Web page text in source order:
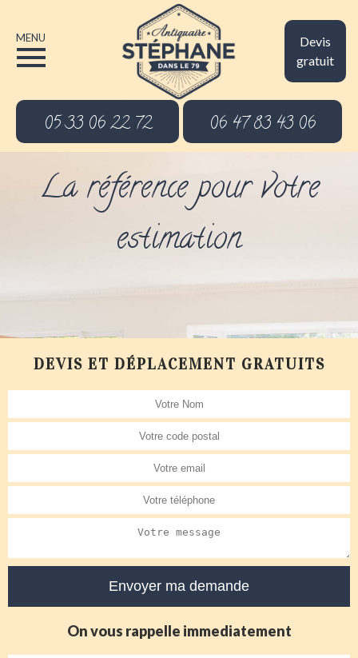
Devis
gratuit
MENU
05 33 06 22 72 06 47 83 43 06
La référence pour votre
estimation
DEVIS ET DÉPLACEMENT GRATUITS
On vous rappelle immediatement